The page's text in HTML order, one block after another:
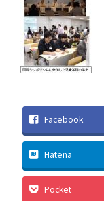
Facebook
Hatena
Pocket